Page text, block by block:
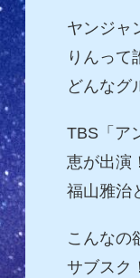
ヤンジャ
りんって
どんなグ
TBS「ア
恵が出演
福山雅治
こんなの
サブスク